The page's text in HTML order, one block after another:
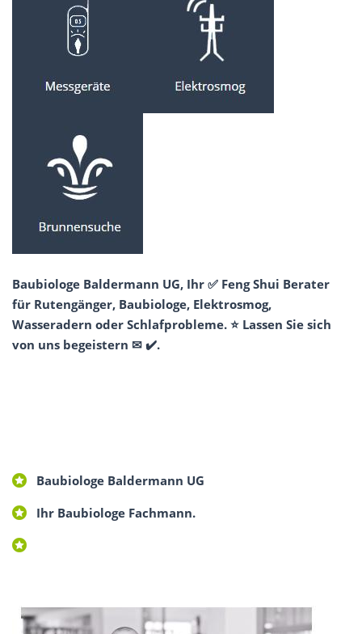
Baubiologe Baldermann UG, Ihr ✅ Feng Shui Berater
für Rutengänger, Baubiologe, Elektrosmog,
Wasseradern oder Schlafprobleme. ⭐ Lassen Sie sich
von uns begeistern ✉ ✔️.
Baubiologe Baldermann UG
Ihr Baubiologe Fachmann.